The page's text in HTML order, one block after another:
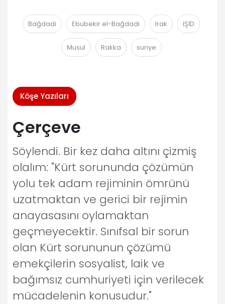
Bağdadi Ebubekir el-Bağdadi Irak IŞİD
Musul Rakka suriye
Köşe Yazıları
Çerçeve
Söylendi. Bir kez daha altını çizmiş
olalım: "Kürt sorununda çözümün
yolu tek adam rejiminin ömrünü
uzatmaktan ve gerici bir rejimin
anayasasını oylamaktan
geçmeyecektir. Sınıfsal bir sorun
olan Kürt sorununun çözümü
emekçilerin sosyalist, laik ve
bağımsız cumhuriyeti için verilecek
mücadelenin konusudur."